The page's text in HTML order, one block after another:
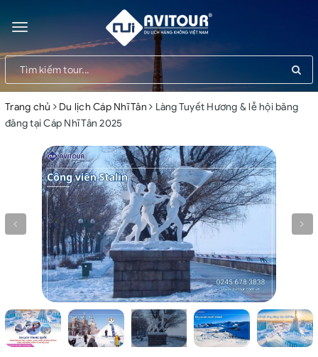
Toggle
navigation
Trang chủ Du lịch Cáp Nhĩ Tân
Làng Tuyết Hương & lễ hội băng
đăng tại Cáp Nhĩ Tân 2025